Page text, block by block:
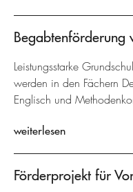
Begabtenförderung
Leistungsstarke
werden in den Fächern
Englisch und
weiterlesen
Förderprojekt für